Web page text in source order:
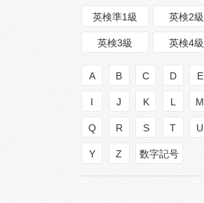
英検準1級 英検2級
英検3級 英検4級
A B C D E
I J K L M
Q R S T U
Y Z 数字記号